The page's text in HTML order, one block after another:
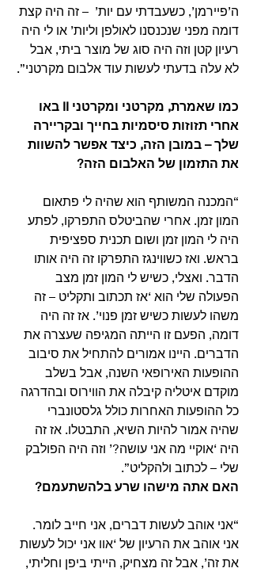
ה’פיירמן’, כשעבדתי עם יות’  – זה היה קצת
דומה מפני שנכנסנו לאולפן וליות’ או לי היה
רעיון קטן וזה היה סוג של מוצר ביתי, אבל
לא עלה בדעתי לעשות עוד אלבום מקרטני”.
כמו שאמרת, מקרטני ומקרטני II באו
אחרי תזוזות סיסמיות בחייך ובקריירה
שלך – במובן הזה, כיצד אפשר להשוות
את התזמון של האלבום הזה?
“המכנה המשותף הוא שהיה לי פתאום
המון זמן. אחרי שהביטלס התפרקו, לפתע
היה לי המון זמן ושום תכנית ספציפית
בראש. ואז כשווינגז התפרקו זה היה אותו
הדבר. ואצלי, כשיש לי המון זמן מצב
הפעולה שלי הוא ‘אז תכתוב ותקליט – זה
משהו לעשות כשיש זמן פנוי’. אז זה היה
דומה, הפעם זו הייתה המגיפה שעצרה את
הדברים. היינו אמורים להתחיל את סיבוב
ההופעות האירופאי השנה, אבל בשלב
מוקדם איטליה קיבלה את הווירוס ובהדרגה
כל ההופעות האחרות כולל גלסטונברי
שהיה אמור להיות השיא, התבטלו. אז זה
היה ‘אוקיי מה אני עושה?’ וזה היה הפולבק
שלי – לכתוב ולהקליט”.
האם אתה מישהו שרע בלהשתעמם?
“אני אוהב לעשות דברים, אני חייב לומר.
אני אוהב את הרעיון של ‘אוו אני יכול לעשות
את זה’, אבל זה מצחיק, הייתי ביפן וחליתי,